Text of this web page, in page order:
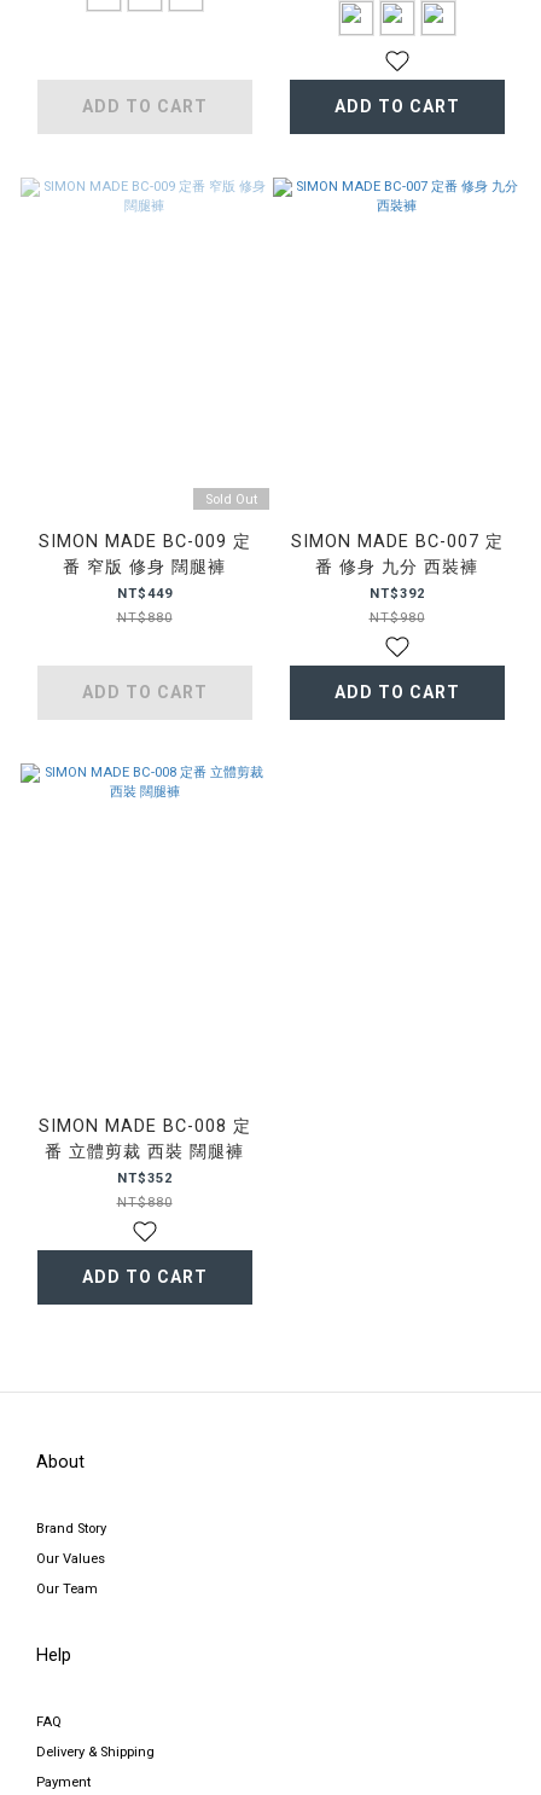
ADD TO CART ADD TO CART
Sold Out
SIMON MADE BC-009 定
番 窄版 修身 闊腿褲
NT$449
NT$880
ADD TO CART
SIMON MADE BC-007 定
番 修身 九分 西裝褲
NT$392
NT$980
ADD TO CART
SIMON MADE BC-008 定
番 立體剪裁 西裝 闊腿褲
NT$352
NT$880
ADD TO CART
About
Brand Story
Our Values
Our Team
Help
FAQ
Delivery & Shipping
Payment